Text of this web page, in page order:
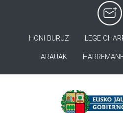
HONI BURUZ LEGE
ARAUAK